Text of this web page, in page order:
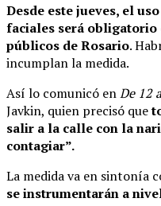
Desde este jueves, el
faciales será obligatorio
públicos de Rosario.
incumplan la medida.
Así lo comunicó enDe 12
Javkin, quien precisó que
salir a la calle con la
contagiar”.
La medida va en sintonía
se instrumentarán a